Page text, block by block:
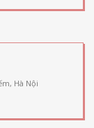
Hà Nội